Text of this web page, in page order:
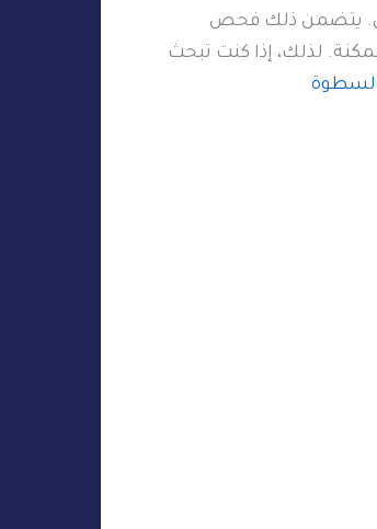
يتضمن ذلك فحص
لذلك، إذا كنت تبحث